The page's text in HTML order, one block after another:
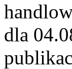
dla